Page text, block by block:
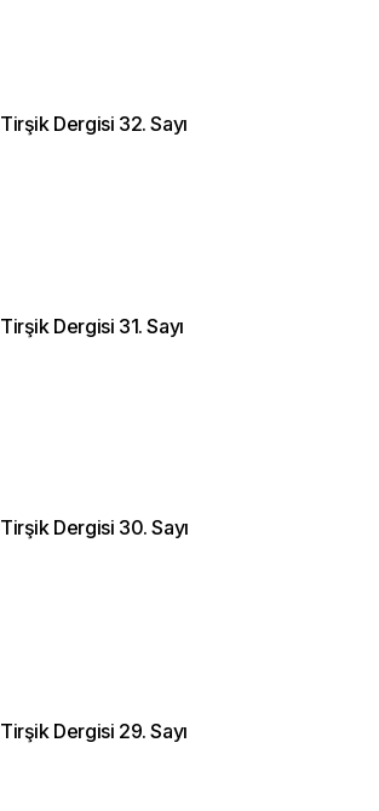
Tirşik Dergisi 32. Sayı
Tirşik Dergisi 31. Sayı
Tirşik Dergisi 30. Sayı
Tirşik Dergisi 29. Sayı